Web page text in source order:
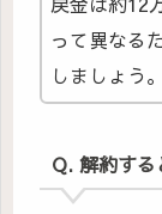
って異なる
しましょう。
Q. 解約する